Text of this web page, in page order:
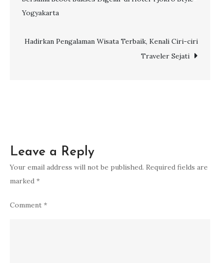
yang
Wajib
navigation
Yogyakarta
Hadirkan Pengalaman Wisata Terbaik, Kenali Ciri-ciri
Traveler Sejati
Leave a Reply
Your email address will not be published. Required fields are
marked *
Comment *